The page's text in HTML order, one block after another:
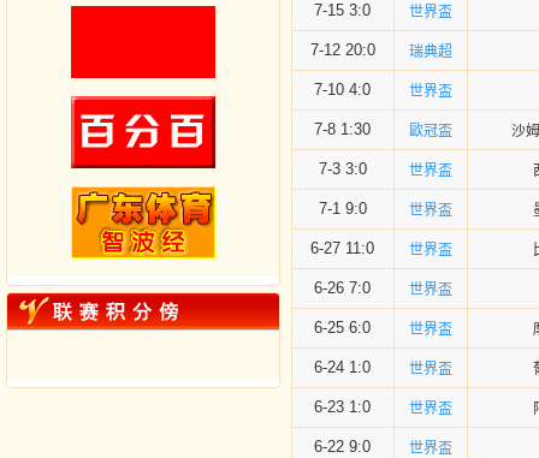
7-15 3:0 世界盃
7-12 20:0 瑞典超
7-10 4:0 世界盃
7-8 1:30 歐冠盃 沙
7-3 3:0 世界盃
7-1 9:0 世界盃
6-27 11:0 世界盃
6-26 7:0 世界盃
6-25 6:0 世界盃
6-24 1:0 世界盃
6-23 1:0 世界盃
6-22 9:0 世界盃